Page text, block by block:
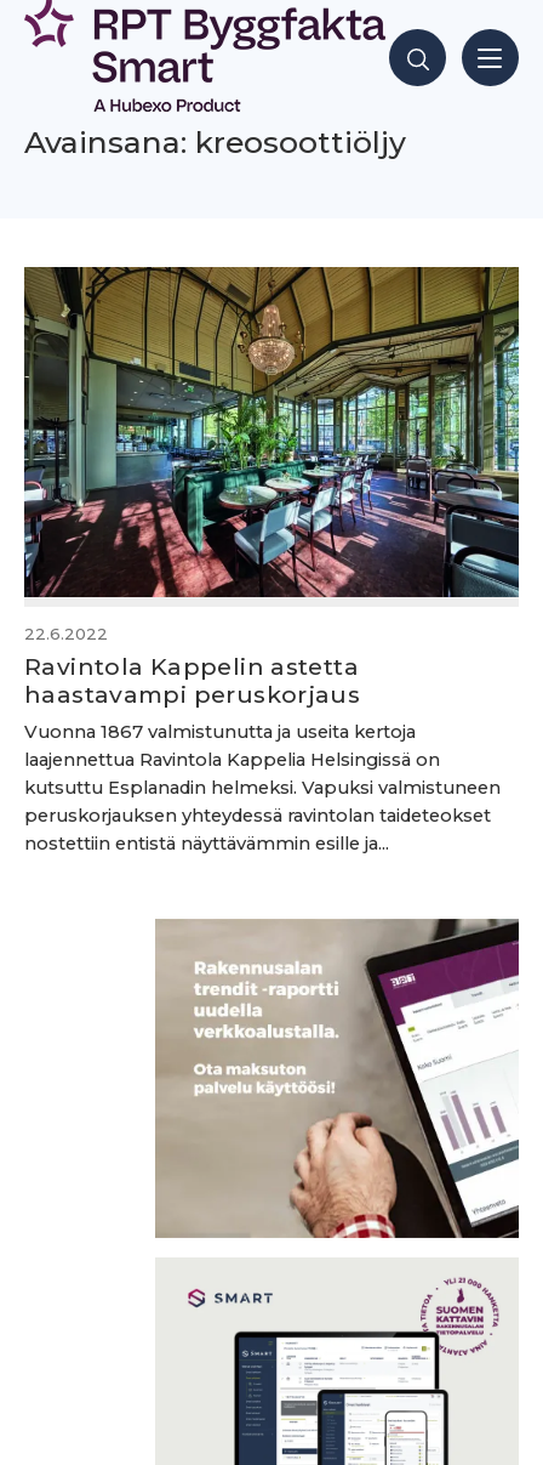
Siirry
sisältöön
Hae sisältöjä
Avainsana: kreosoottiöljy
22.6.2022
Ravintola Kappelin astetta
haastavampi peruskorjaus
Vuonna 1867 valmistunutta ja useita kertoja
laajennettua Ravintola Kappelia Helsingissä on
kutsuttu Esplanadin helmeksi. Vapuksi valmistuneen
peruskorjauksen yhteydessä ravintolan taideteokset
nostettiin entistä näyttävämmin esille ja...